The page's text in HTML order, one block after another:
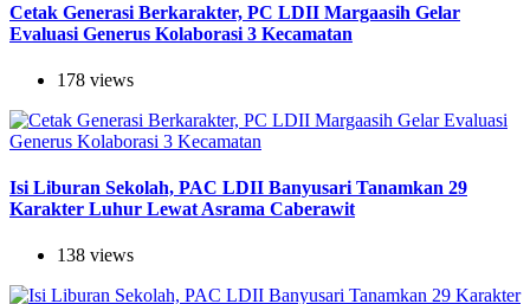
Cetak Generasi Berkarakter, PC LDII Margaasih Gelar
Evaluasi Generus Kolaborasi 3 Kecamatan
178 views
Isi Liburan Sekolah, PAC LDII Banyusari Tanamkan 29
Karakter Luhur Lewat Asrama Caberawit
138 views